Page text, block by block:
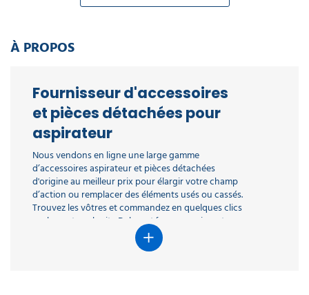
À PROPOS
Fournisseur d'accessoires
et pièces détachées pour
aspirateur
Nous vendons en ligne une large gamme
d’accessoires aspirateur et pièces détachées
d'origine au meilleur prix pour élargir votre champ
d’action ou remplacer des éléments usés ou cassés.
Trouvez les vôtres et commandez en quelques clics
seulement sur le site Delcourt.fr pour aspirer et
nettoyer efficacement tous types de sols ou
revêtements dans les entreprises et collectivités.